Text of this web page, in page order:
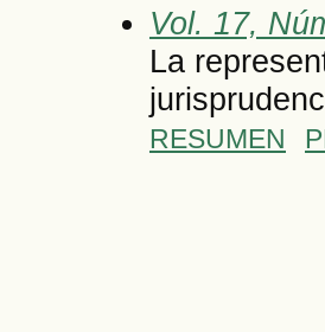
Vol. 17,
La
RESUMEN